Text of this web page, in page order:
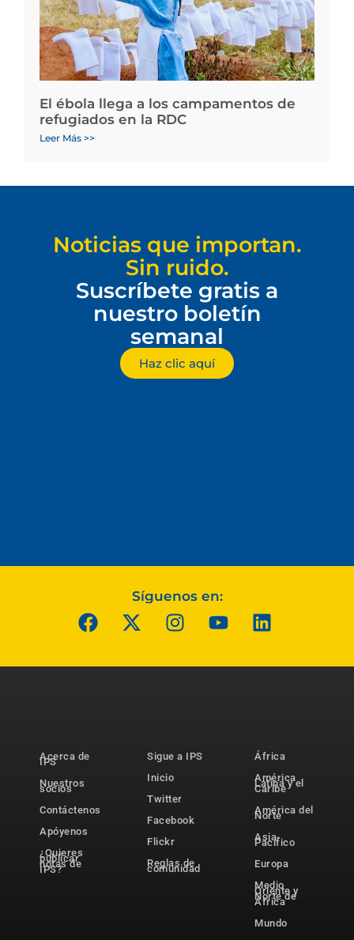
El ébola llega a los campamentos de
refugiados en la RDC
Leer Más >>
Noticias que importan.
Sin ruido.
Suscríbete gratis a
nuestro boletín
semanal
Haz clic aquí
Síguenos en:
Acerca de
IPS
Nuestros
socios
Contáctenos
Apóyenos
¿Quieres
publicar
notas de
IPS?
Sigue a IPS
Inicio
Twitter
Facebook
Flickr
Reglas de
comunidad
África
América
Latina y el
Caribe
América del
Norte
Asia-
Pacífico
Europa
Medio
Oriente y
Norte de
África
Mundo